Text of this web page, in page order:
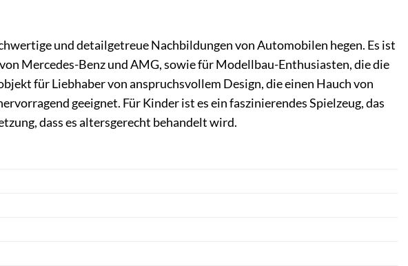
und detailgetreue Nachbildungen von Automobilen hegen. Es ist
Mercedes-Benz und AMG, sowie für Modellbau-Enthusiasten, die die
für Liebhaber von anspruchsvollem Design, die einen Hauch von
geeignet. Für Kinder ist es ein faszinierendes Spielzeug, das
dass es altersgerecht behandelt wird.